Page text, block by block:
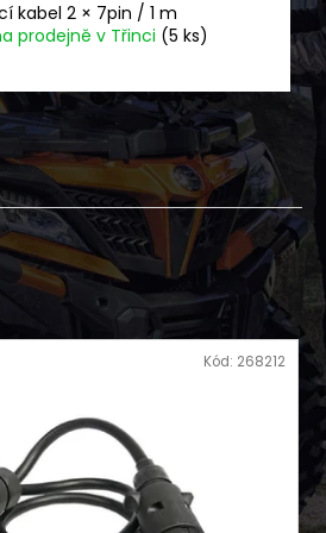
kabel 2 × 7pin / 1 m
prodejně v Třinci (5 ks)
Kód: 268212